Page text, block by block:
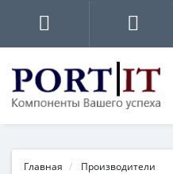
Главная Производители